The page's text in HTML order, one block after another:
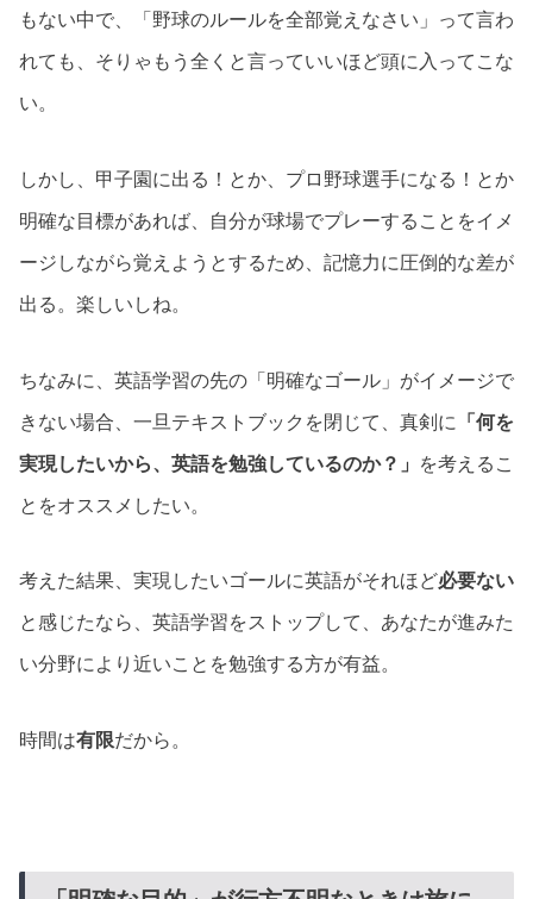
もない中で、「野球のルールを全部覚えなさい」って言わ
れても、そりゃもう全くと言っていいほど頭に入ってこな
い。
しかし、甲子園に出る！とか、プロ野球選手になる！とか
明確な目標があれば、自分が球場でプレーすることをイメ
ージしながら覚えようとするため、記憶力に圧倒的な差が
出る。楽しいしね。
ちなみに、英語学習の先の「明確なゴール」がイメージで
きない場合、一旦テキストブックを閉じて、真剣に 「何を
実現したいから、英語を勉強しているのか？」 を考えるこ
とをオススメしたい。
考えた結果、実現したいゴールに英語がそれほど必要ない
と感じたなら、英語学習をストップして、あなたが進みた
い分野により近いことを勉強する方が有益。
時間は有限だから。